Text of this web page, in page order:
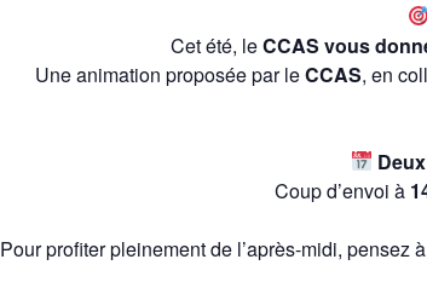
Cet été, leCCAS vous
Une animation proposée par leCCAS, en
Coup d’envoi à
Pour profiter pleinement de l’après-midi,